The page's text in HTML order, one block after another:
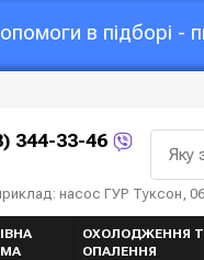
в підборі -
344-33-46
Яку
насос ГУР Туксон,
ОХОЛОДЖЕННЯ
ОПАЛЕННЯ